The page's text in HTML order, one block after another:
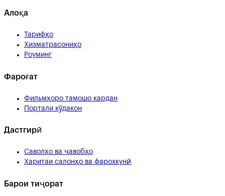
Алоқа
Тарифҳо
Хизматрасониҳо
Роуминг
Фароғат
Фильмҳоро тамошо кардан
Портали кӯдакон
Дастгирӣ
Саволҳо ва ҷавобҳо
Харитаи салонҳо ва фарохкунӣ
Барои тиҷорат